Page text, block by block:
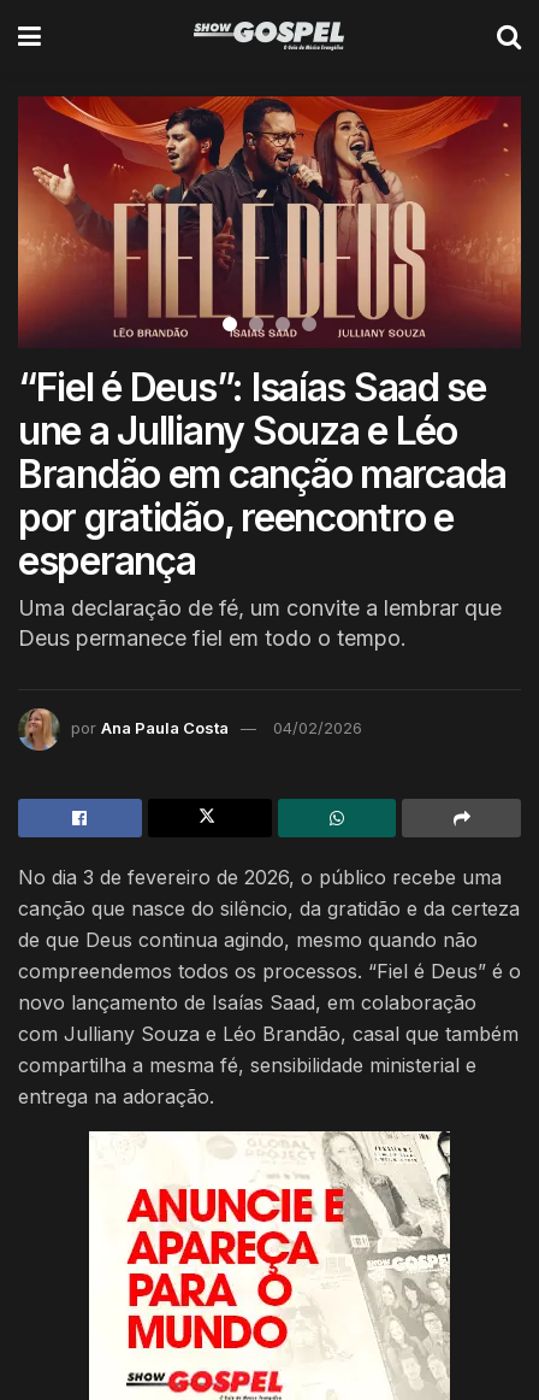
“Fiel é Deus”: Isaías Saad se
une a Julliany Souza e Léo
Brandão em canção marcada
por gratidão, reencontro e
esperança
Uma declaração de fé, um convite a lembrar que
Deus permanece fiel em todo o tempo.
por Ana Paula Costa 04/02/2026
No dia 3 de fevereiro de 2026, o público recebe uma
canção que nasce do silêncio, da gratidão e da certeza
de que Deus continua agindo, mesmo quando não
compreendemos todos os processos. “Fiel é Deus” é o
novo lançamento de Isaías Saad, em colaboração
com Julliany Souza e Léo Brandão, casal que também
compartilha a mesma fé, sensibilidade ministerial e
entrega na adoração.